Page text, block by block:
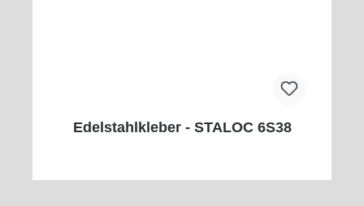
Edelstahlkleber - STALOC 6S38